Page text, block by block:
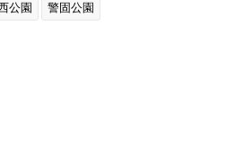
公園 警固公園